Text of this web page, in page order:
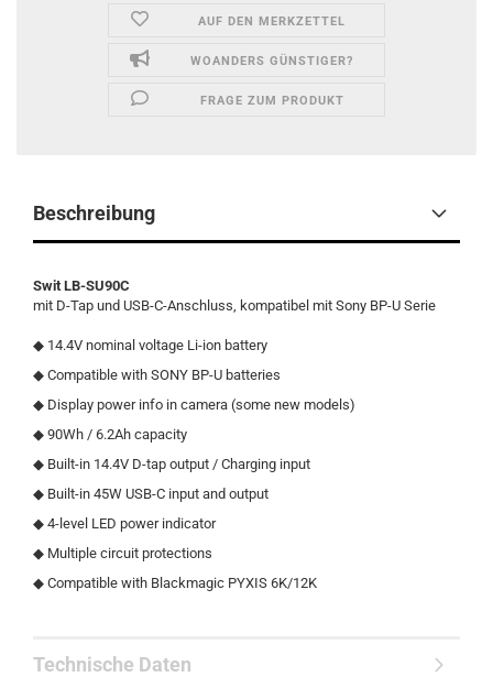
AUF DEN MERKZETTEL
WOANDERS GÜNSTIGER?
FRAGE ZUM PRODUKT
Beschreibung
Swit LB-SU90C
mit D-Tap und USB-C-Anschluss, kompatibel mit Sony BP-U Serie
◆ 14.4V nominal voltage Li-ion battery
◆ Compatible with SONY BP-U batteries
◆ Display power info in camera (some new models)
◆ 90Wh / 6.2Ah capacity
◆ Built-in 14.4V D-tap output / Charging input
◆ Built-in 45W USB-C input and output
◆ 4-level LED power indicator
◆ Multiple circuit protections
◆ Compatible with Blackmagic PYXIS 6K/12K
Technische Daten